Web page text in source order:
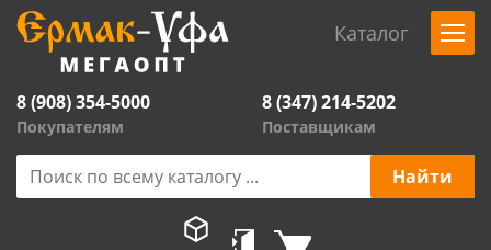
Каталог
8 (908) 354-5000
Покупателям
8 (347) 214-5202
Поставщикам